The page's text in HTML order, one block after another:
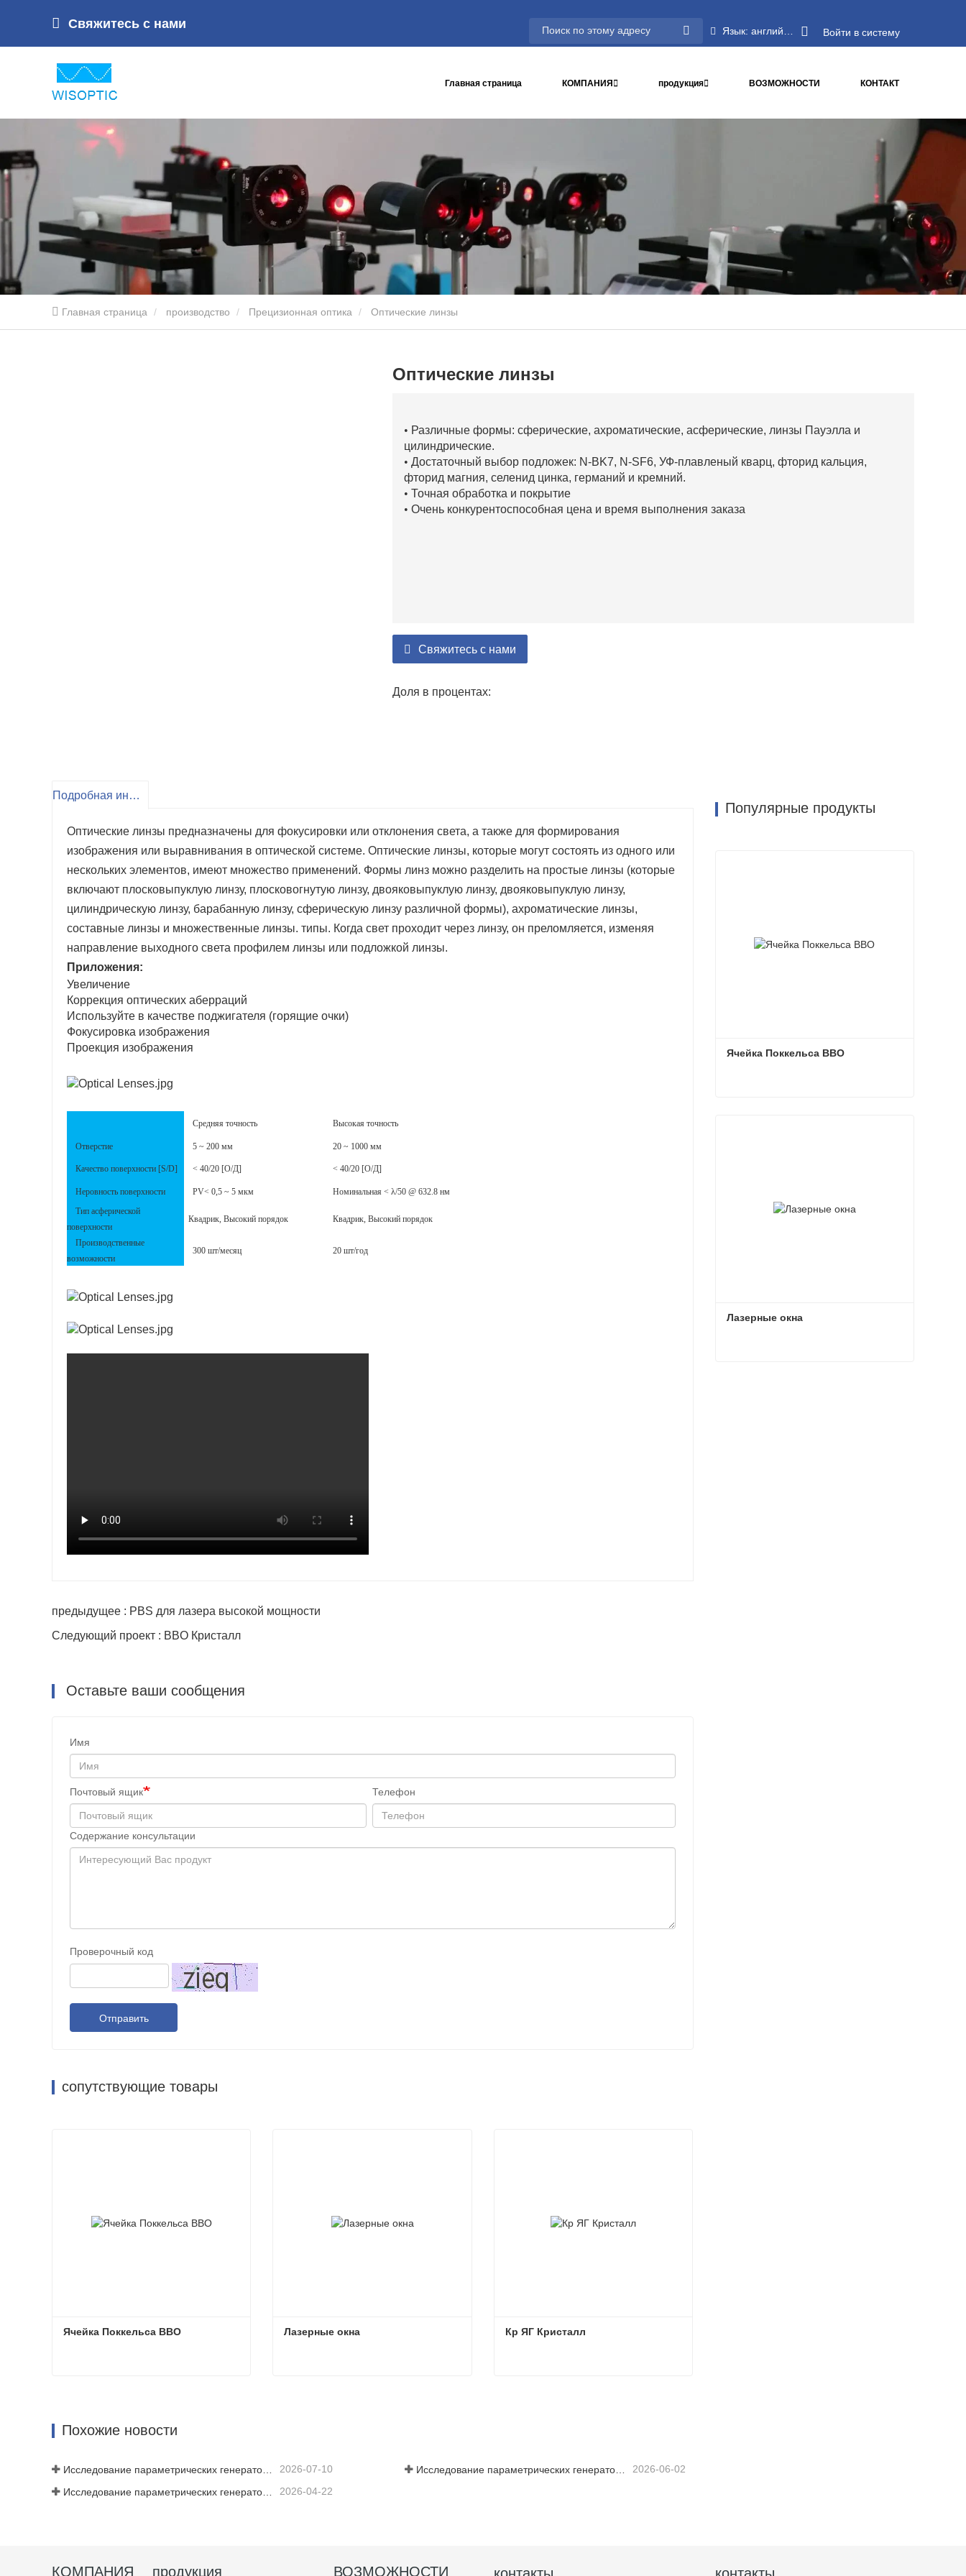
Свяжитесь с нами
Язык: английский Войти в систему
Главная страница КОМПАНИЯ продукция ВОЗМОЖНОСТИ КОНТАКТ
Главная страница производство Прецизионная оптика Оптические линзы
Оптические линзы
• Различные формы: сферические, ахроматические, асферические, линзы Пауэлла и
цилиндрические.
• Достаточный выбор подложек: N-BK7, N-SF6, УФ-плавленый кварц, фторид кальция,
фторид магния, селенид цинка, германий и кремний.
• Точная обработка и покрытие
• Очень конкурентоспособная цена и время выполнения заказа
Свяжитесь с нами
Доля в процентах:
Подробная информация о продукте
Оптические линзы предназначены для фокусировки или отклонения света, а также для формирования
изображения или выравнивания в оптической системе. Оптические линзы, которые могут состоять из одного или
нескольких элементов, имеют множество применений. Формы линз можно разделить на простые линзы (которые
включают плосковыпуклую линзу, плосковогнутую линзу, двояковыпуклую линзу, двояковыпуклую линзу,
цилиндрическую линзу, барабанную линзу, сферическую линзу различной формы), ахроматические линзы,
составные линзы и множественные линзы. типы. Когда свет проходит через линзу, он преломляется, изменяя
направление выходного света профилем линзы или подложкой линзы.
Приложения:
Увеличение
Коррекция оптических аберраций
Используйте в качестве поджигателя (горящие очки)
Фокусировка изображения
Проекция изображения
Средняя точность Высокая точность
Отверстие 5 ~ 200 мм 20 ~ 1000 мм
Качество поверхности [S/D] < 40/20 [О/Д] < 40/20 [О/Д]
Неровность поверхности PV< 0,5 ~ 5 мкм
Номинальная < λ/50 @ 632.8 нм
Тип асферической
поверхности
Квадрик, Высокий порядок Квадрик, Высокий порядок
Производственные
возможности
300 шт/месяц 20 шт/год
предыдущее : PBS для лазера высокой мощности
Следующий проект : BBO Кристалл
Оставьте ваши сообщения
Имя
Почтовый ящик Телефон
Содержание консультации
Проверочный код
Отправить
сопутствующие товары
Ячейка Поккельса BBO Лазерные окна Кр ЯГ Кристалл
Похожие новости
2026-07-10 Исследование параметрических генераторов среднего инфракрасного диапазона - Часть 05 2026-06-02
Исследование параметрических генераторов среднего инфракрасного диапазона — Часть 4 2026-04-22
Популярные продукты
Ячейка Поккельса BBO
Лазерные окна
КОМПАНИЯ продукция ВОЗМОЖНОСТИ